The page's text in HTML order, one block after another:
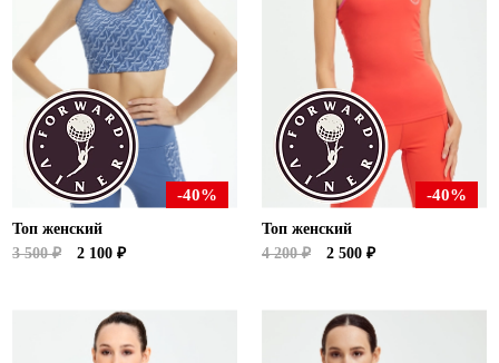
-40%
Топ женский
3 500 ₽
2 100 ₽
-40%
Топ женский
4 200 ₽
2 500 ₽